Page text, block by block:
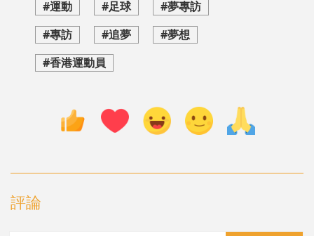
#運動 #足球
#夢專訪
#專訪
#追夢
#夢想
#香港運動員
評論